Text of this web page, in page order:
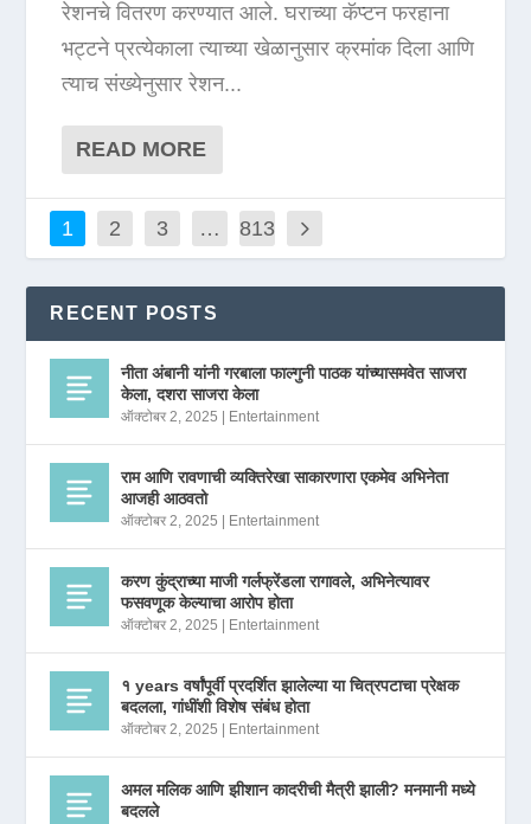
रेशनचे वितरण करण्यात आले. घराच्या कॅप्टन फरहाना
भट्टने प्रत्येकाला त्याच्या खेळानुसार क्रमांक दिला आणि
त्याच संख्येनुसार रेशन...
READ MORE
1 2 3 … 813
RECENT POSTS
नीता अंबानी यांनी गरबाला फाल्गुनी पाठक यांच्यासमवेत साजरा
केला, दशरा साजरा केला
ऑक्टोबर 2, 2025 Entertainment
राम आणि रावणाची व्यक्तिरेखा साकारणारा एकमेव अभिनेता
आजही आठवतो
ऑक्टोबर 2, 2025 Entertainment
करण कुंद्राच्या माजी गर्लफ्रेंडला रागावले, अभिनेत्यावर
फसवणूक केल्याचा आरोप होता
ऑक्टोबर 2, 2025 Entertainment
१ years वर्षांपूर्वी प्रदर्शित झालेल्या या चित्रपटाचा प्रेक्षक
बदलला, गांधींशी विशेष संबंध होता
ऑक्टोबर 2, 2025 Entertainment
अमल मलिक आणि झीशान कादरीची मैत्री झाली? मनमानी मध्ये
बदलले